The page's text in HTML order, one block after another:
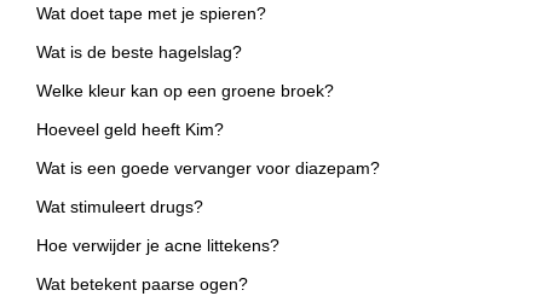
Wat doet tape met je spieren?
Wat is de beste hagelslag?
Welke kleur kan op een groene broek?
Hoeveel geld heeft Kim?
Wat is een goede vervanger voor diazepam?
Wat stimuleert drugs?
Hoe verwijder je acne littekens?
Wat betekent paarse ogen?